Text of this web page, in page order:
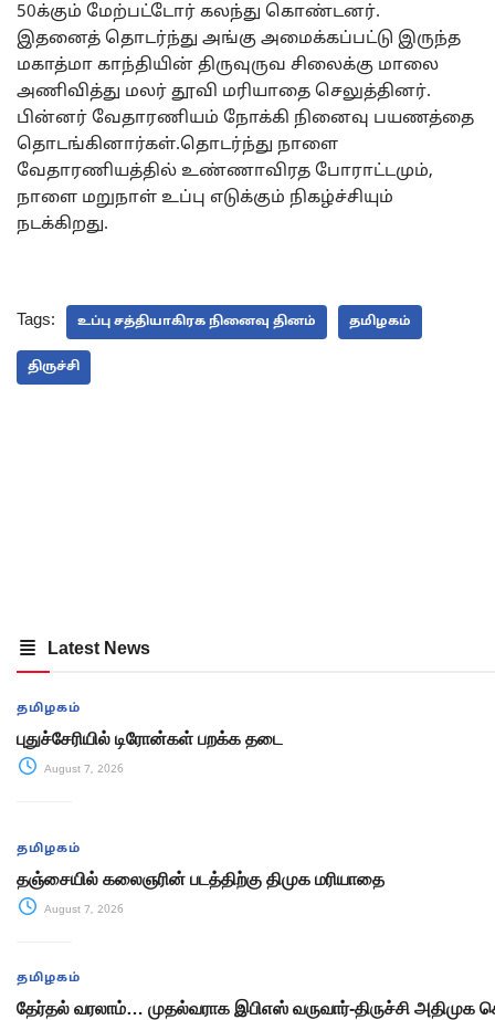
50க்கும் மேற்பட்டோர் கலந்து கொண்டனர்.
இதனைத் தொடர்ந்து அங்கு அமைக்கப்பட்டு இருந்த
மகாத்மா காந்தியின் திருவுருவ சிலைக்கு மாலை
அணிவித்து மலர் தூவி மரியாதை செலுத்தினர்.
பின்னர் வேதாரணியம் நோக்கி நினைவு பயணத்தை
தொடங்கினார்கள்.தொடர்ந்து நாளை
வேதாரணியத்தில் உண்ணாவிரத போராட்டமும்,
நாளை மறுநாள் உப்பு எடுக்கும் நிகழ்ச்சியும்
நடக்கிறது.
Tags: உப்பு சத்தியாகிரக நினைவு தினம் தமிழகம்
திருச்சி
Latest News
தமிழகம்
புதுச்சேரியில் டிரோன்கள் பறக்க தடை
August 7, 2026
தமிழகம்
தஞ்சையில் கலைஞரின் படத்திற்கு திமுக மரியாதை
August 7, 2026
தமிழகம்
தேர்தல் வரலாம்… முதல்வராக இபிஎஸ் வருவார்-திருச்சி அதிமுக